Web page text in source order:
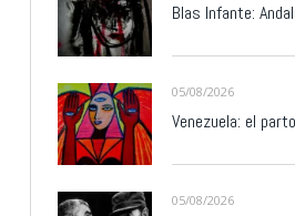
Blas Infante:
05/08/2026
Venezuela: el
05/08/2026